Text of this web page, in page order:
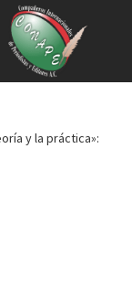
y la práctica»: